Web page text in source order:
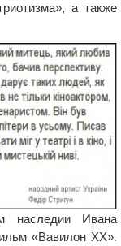
а также
наследии Ивана
«Вавилон ХХ».